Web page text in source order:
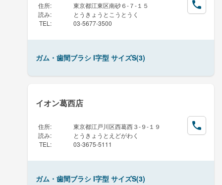
住所:
東京都江東区南砂６-７-１５
読み:
とうきょうとこうとうく
TEL : 03-5677-3500
ガム・歯間ブラシ I字型 サイズS(3)
イオン葛西店
住所:
東京都江戸川区西葛西３-９-１９
読み:
とうきょうとえどがわく
TEL : 03-3675-5111
ガム・歯間ブラシ I字型 サイズS(3)